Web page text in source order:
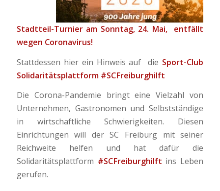
Stadtteil-Turnier am Sonntag, 24. Mai, entfällt
wegen Coronavirus!
Stattdessen hier ein Hinweis auf die Sport-Club
Solidaritätsplattform #SCFreiburghilft
Die Corona-Pandemie bringt eine Vielzahl von
Unternehmen, Gastronomen und Selbstständige
in wirtschaftliche Schwierigkeiten. Diesen
Einrichtungen will der SC Freiburg mit seiner
Reichweite helfen und hat dafür die
Solidaritätsplattform #SCFreiburghilft ins Leben
gerufen.